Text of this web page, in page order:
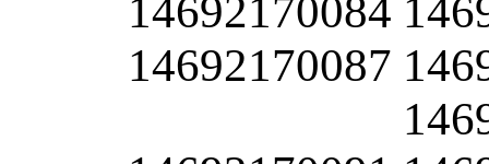
14692170084
14692170087